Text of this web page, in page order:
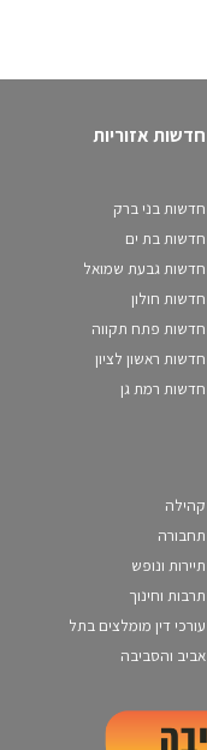
חדשות אזוריות
חדשות בני ברק
חדשות בת ים
חדשות גבעת שמואל
חדשות חולון
חדשות פתח תקווה
חדשות ראשון לציון
חדשות רמת גן
קהילה
תחבורה
תיירות ונופש
תרבות וחינוך
עורכי דין מומלצים בתל
אביב והסביבה